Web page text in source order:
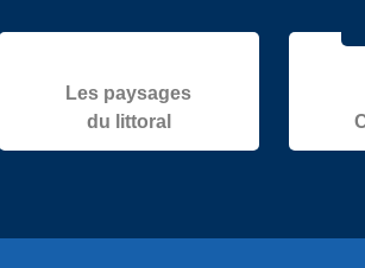
Les paysages
du littoral